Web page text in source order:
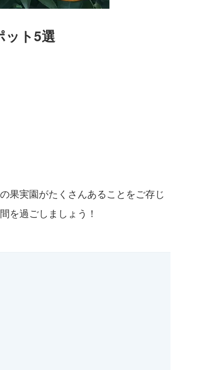
ット5選
果実園がたくさんあることをご存じ
を過ごしましょう！